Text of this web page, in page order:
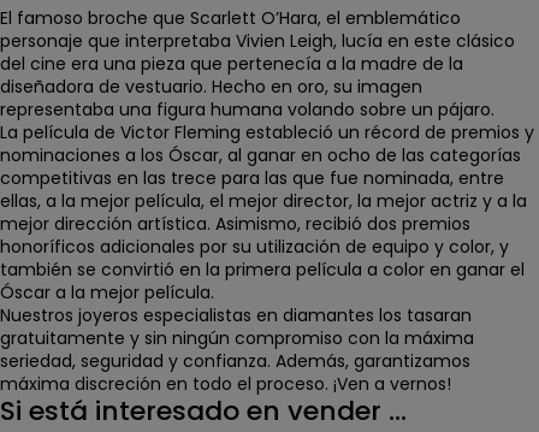
El famoso broche que Scarlett O’Hara, el emblemático
personaje que interpretaba Vivien Leigh, lucía en este clásico
del cine era una pieza que pertenecía a la madre de la
diseñadora de vestuario. Hecho en oro, su imagen
representaba una figura humana volando sobre un pájaro.
La película de Victor Fleming estableció un récord de premios y
nominaciones a los Óscar, al ganar en ocho de las categorías
competitivas en las trece para las que fue nominada, entre
ellas, a la mejor película, el mejor director, la mejor actriz y a la
mejor dirección artística. Asimismo, recibió dos premios
honoríficos adicionales por su utilización de equipo y color, y
también se convirtió en la primera película a color en ganar el
Óscar a la mejor película.
Nuestros joyeros especialistas en diamantes los tasaran
gratuitamente y sin ningún compromiso con la máxima
seriedad, seguridad y confianza. Además, garantizamos
máxima discreción en todo el proceso. ¡Ven a vernos!
Si está interesado en vender …